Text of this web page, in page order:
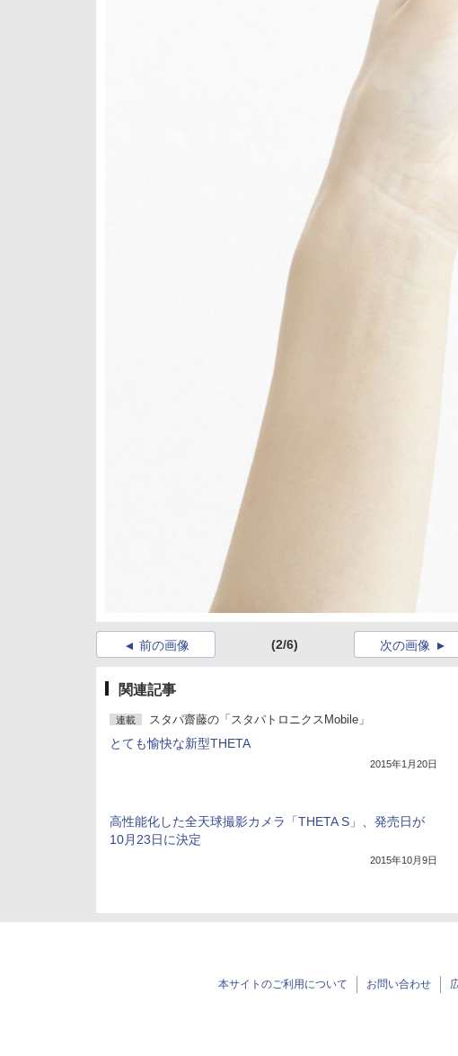
前の画像 (2/6) 次の画像
関連記事
連載 スタパ齋藤の「スタパトロニクスMobile」
とても愉快な新型THETA
2015年1月20日
高性能化した全天球撮影カメラ「THETA S」、発売日が
10月23日に決定
2015年10月9日
本サイトのご利用について お問い合わせ